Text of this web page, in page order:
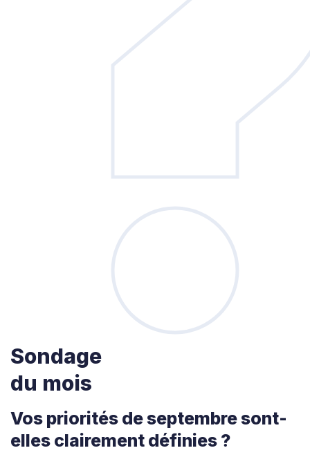
Sondage
du mois
Vos priorités de septembre sont-
elles clairement définies ?